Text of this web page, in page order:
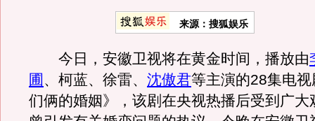
来源：搜狐娱乐
今日，安徽卫视将在黄金时间，播放由
圃 、柯蓝、徐雷、 沈傲君等主演的28集电
们俩的婚姻》，该剧在央视热播后受到广大